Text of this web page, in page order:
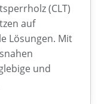
(CLT)
auf
Lösungen. Mit
und